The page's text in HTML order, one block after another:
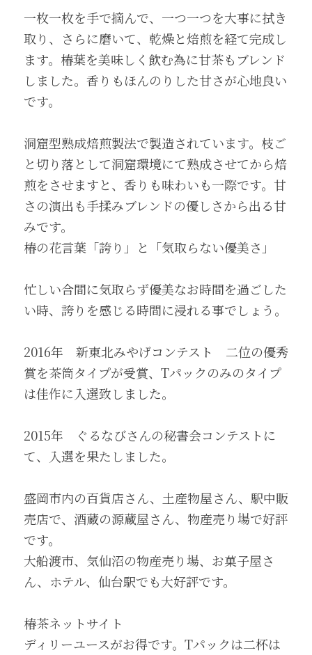
一枚一枚を手で摘んで、一つ一つを大事に拭き
取り、さらに磨いて、乾燥と焙煎を経て完成し
ます。椿葉を美味しく飲む為に甘茶もブレンド
しました。香りもほんのりした甘さが心地良い
です。
洞窟型熟成焙煎製法で製造されています。枝ご
と切り落として洞窟環境にて熟成させてから焙
煎をさせますと、香りも味わいも一際です。甘
さの演出も手揉みブレンドの優しさから出る甘
みです。
椿の花言葉「誇り」と「気取らない優美さ」
忙しい合間に気取らず優美なお時間を過ごした
い時、誇りを感じる時間に浸れる事でしょう。
2016年　新東北みやげコンテスト　二位の優秀
賞を茶筒タイプが受賞、Tパックのみのタイプ
は佳作に入選致しました。
2015年　ぐるなびさんの秘書会コンテストに
て、入選を果たしました。
盛岡市内の百貨店さん、土産物屋さん、駅中販
売店で、酒蔵の源蔵屋さん、物産売り場で好評
です。
大船渡市、気仙沼の物産売り場、お菓子屋さ
ん、ホテル、仙台駅でも大好評です。
椿茶ネットサイト
ディリーユースがお得です。Tパックは二杯は